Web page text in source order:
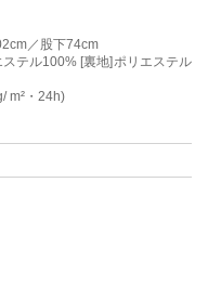
／股下74cm
テル100% [裏地]ポリエステル
m²・24h)